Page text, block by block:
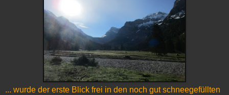
... wurde der erste Blick frei in den noch gut schneegefüllten